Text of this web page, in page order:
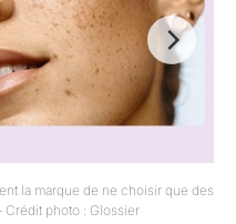
la marque de ne choisir que des
Crédit photo : Glossier